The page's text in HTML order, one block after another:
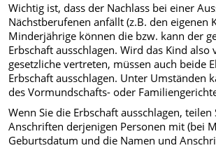
Wichtig ist, dass der Nachlass bei einer
Nächstberufenen anfällt (z.B. den eigenen
Minderjährige können die bzw. kann der
Erbschaft ausschlagen. Wird das Kind
gesetzliche vertreten, müssen auch beide
Erbschaft ausschlagen. Unter Umständen
des Vormundschafts- oder
Wenn Sie die Erbschaft ausschlagen,
Anschriften derjenigen Personen mit (bei
Geburtsdatum und die Namen und